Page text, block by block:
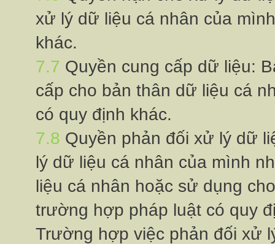
xử lý dữ liệu cá nhân của
khác.
7.7 Quyền cung cấp dữ liệu:
cấp cho bản thân dữ liệu cá
có quy định khác.
7.8 Quyền phản đối xử lý dữ
lý dữ liệu cá nhân của mình
liệu cá nhân hoặc sử dụng
trường hợp pháp luật có quy
Trường hợp việc phản đối xử